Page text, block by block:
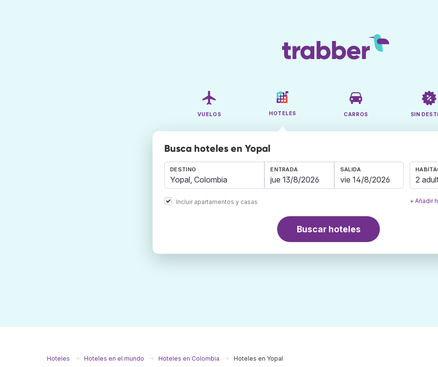
VUELOS HOTELES CARROS SIN
Busca hoteles en Yopal
DESTINO
Incluir apartamentos y casas
ENTRADA SALIDA
2
+ Añadir
Buscar hoteles
Hoteles Hoteles en el mundo Hoteles en Colombia Hoteles en Yopal